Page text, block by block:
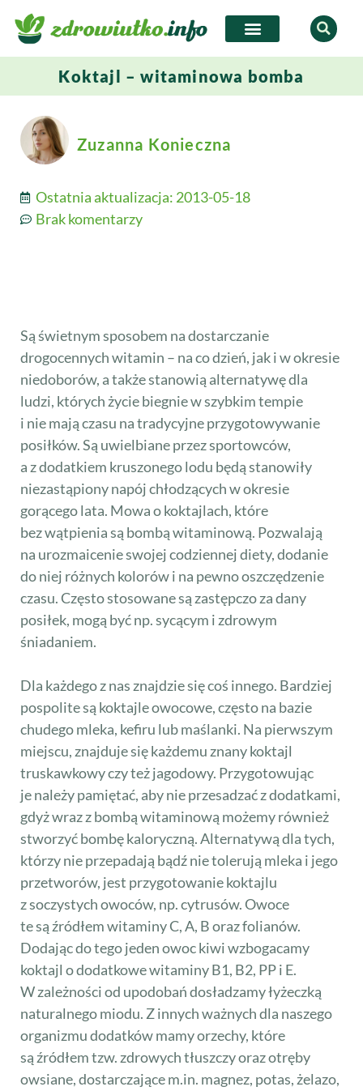
Koktajl – witaminowa bomba
Zuzanna Konieczna
Ostatnia aktualizacja: 2013-05-18
Brak komentarzy
Są świetnym sposobem na dostarczanie
drogocennych witamin – na co dzień, jak i w okresie
niedoborów, a także stanowią alternatywę dla
ludzi, których życie biegnie w szybkim tempie
i nie mają czasu na tradycyjne przygotowywanie
posiłków. Są uwielbiane przez sportowców,
a z dodatkiem kruszonego lodu będą stanowiły
niezastąpiony napój chłodzących w okresie
gorącego lata. Mowa o koktajlach, które
bez wątpienia są bombą witaminową. Pozwalają
na urozmaicenie swojej codziennej diety, dodanie
do niej różnych kolorów i na pewno oszczędzenie
czasu. Często stosowane są zastępczo za dany
posiłek, mogą być np. sycącym i zdrowym
śniadaniem.
Dla każdego z nas znajdzie się coś innego. Bardziej
pospolite są koktajle owocowe, często na bazie
chudego mleka, kefiru lub maślanki. Na pierwszym
miejscu, znajduje się każdemu znany koktajl
truskawkowy czy też jagodowy. Przygotowując
je należy pamiętać, aby nie przesadzać z dodatkami,
gdyż wraz z bombą witaminową możemy również
stworzyć bombę kaloryczną. Alternatywą dla tych,
którzy nie przepadają bądź nie tolerują mleka i jego
przetworów, jest przygotowanie koktajlu
z soczystych owoców, np. cytrusów. Owoce
te są źródłem witaminy C, A, B oraz folianów.
Dodając do tego jeden owoc kiwi wzbogacamy
koktajl o dodatkowe witaminy B1, B2, PP i E.
W zależności od upodobań dosładzamy łyżeczką
naturalnego miodu. Z innych ważnych dla naszego
organizmu dodatków mamy orzechy, które
są źródłem tzw. zdrowych tłuszczy oraz otręby
owsiane, dostarczające m.in. magnez, potas, żelazo,